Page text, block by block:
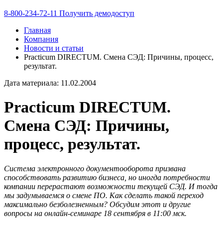
8-800-234-72-11 Получить демодоступ
Главная
Компания
Новости и статьи
Practicum DIRECTUM. Смена СЭД: Причины, процесс,
результат.
Дата материала: 11.02.2004
Practicum DIRECTUM.
Смена СЭД: Причины,
процесс, результат.
Система электронного документооборота призвана
способствовать развитию бизнеса, но иногда потребности
компании перерастают возможности текущей СЭД. И тогда
мы задумываемся о смене ПО. Как сделать такой переход
максимально безболезненным? Обсудим этот и другие
вопросы на онлайн-семинаре 18 сентября в 11:00 мск.